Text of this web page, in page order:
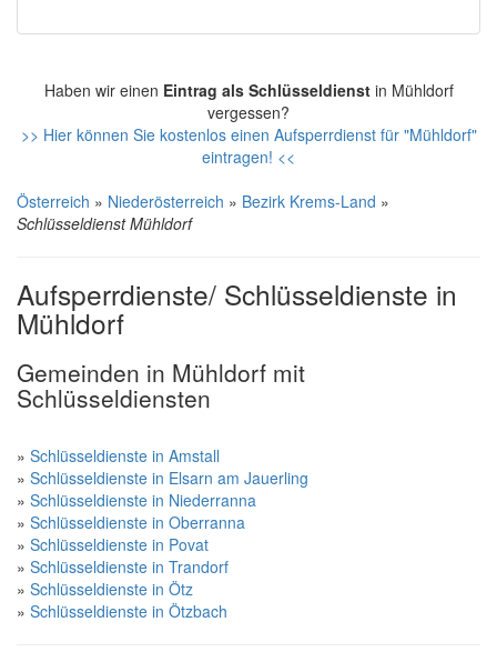
Haben wir einen Eintrag als Schlüsseldienstin Mühldorf
vergessen?
>> Hier können Sie kostenlos einen Aufsperrdienst für "Mühldorf"
eintragen! <<
Österreich » Niederösterreich » Bezirk Krems-Land »
Schlüsseldienst Mühldorf
Aufsperrdienste/ Schlüsseldienste in
Mühldorf
Gemeinden in Mühldorf mit
Schlüsseldiensten
» Schlüsseldienste in Amstall
» Schlüsseldienste in Elsarn am Jauerling
» Schlüsseldienste in Niederranna
» Schlüsseldienste in Oberranna
» Schlüsseldienste in Povat
» Schlüsseldienste in Trandorf
» Schlüsseldienste in Ötz
» Schlüsseldienste in Ötzbach